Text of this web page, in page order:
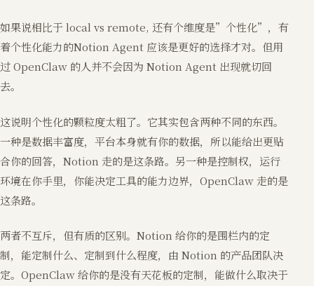
如果说相比于 local vs remote, 还有个维度是”个性化”，有
着个性化能力的Notion Agent 应该是更好的选择才对。但用
过 OpenClaw 的人并不会因为 Notion Agent 出现就切回
去。
这说明个性化的颗粒度太粗了。它其实包含两种不同的东西。
一种是数据丰富度，平台本身就有你的数据，所以能给出更贴
合你的回答，Notion 走的是这条路。另一种是控制权，运行
环境在你手里，你能决定工具的能力边界，OpenClaw 走的是
这条路。
两者不互斥，但有质的区别。Notion 给你的是围栏内的定
制，能定制什么、定制到什么程度，由 Notion 的产品团队决
定。OpenClaw 给你的是没有天花板的定制，能做什么取决于